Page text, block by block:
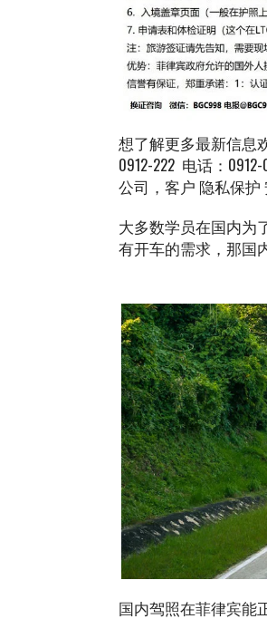
想了解更多最新信息
0912-222 电话：
公司，客户 隐私保护
大多数学员在国内为
有开车的需求，那国
国内驾照在菲律宾能